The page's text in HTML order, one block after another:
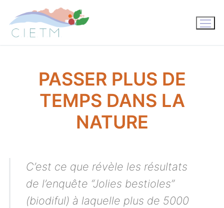
contenu
PASSER PLUS DE
TEMPS DANS LA
NATURE
C’est ce que révèle les résultats
de l’enquête “Jolies bestioles”
(biodiful) à laquelle plus de 5000